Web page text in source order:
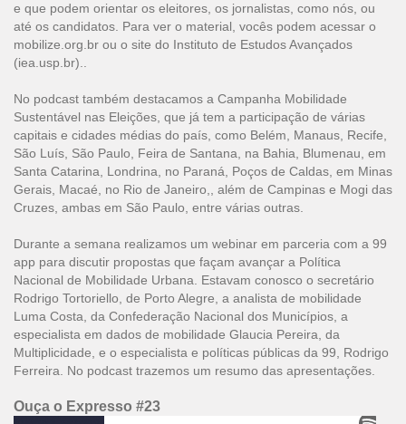
e que podem orientar os eleitores, os jornalistas, como nós, ou
até os candidatos. Para ver o material, vocês podem acessar o
mobilize.org.br ou o site do Instituto de Estudos Avançados
(iea.usp.br)..
No podcast também destacamos a Campanha Mobilidade
Sustentável nas Eleições , que já tem a participação de várias
capitais e cidades médias do país, como Belém, Manaus, Recife,
São Luís, São Paulo, Feira de Santana, na Bahia, Blumenau, em
Santa Catarina, Londrina, no Paraná, Poços de Caldas, em Minas
Gerais, Macaé, no Rio de Janeiro,, além de Campinas e Mogi das
Cruzes, ambas em São Paulo, entre várias outras.
Durante a semana realizamos um webinar em parceria com a 99
app para discutir propostas que façam avançar a Política
Nacional de Mobilidade Urbana. Estavam conosco o secretário
Rodrigo Tortoriello, de Porto Alegre, a analista de mobilidade
Luma Costa, da Confederação Nacional dos Municípios, a
especialista em dados de mobilidade Glaucia Pereira, da
Multiplicidade, e o especialista e políticas públicas da 99, Rodrigo
Ferreira. No podcast trazemos um resumo das apresentações.
Ouça o Expresso #23